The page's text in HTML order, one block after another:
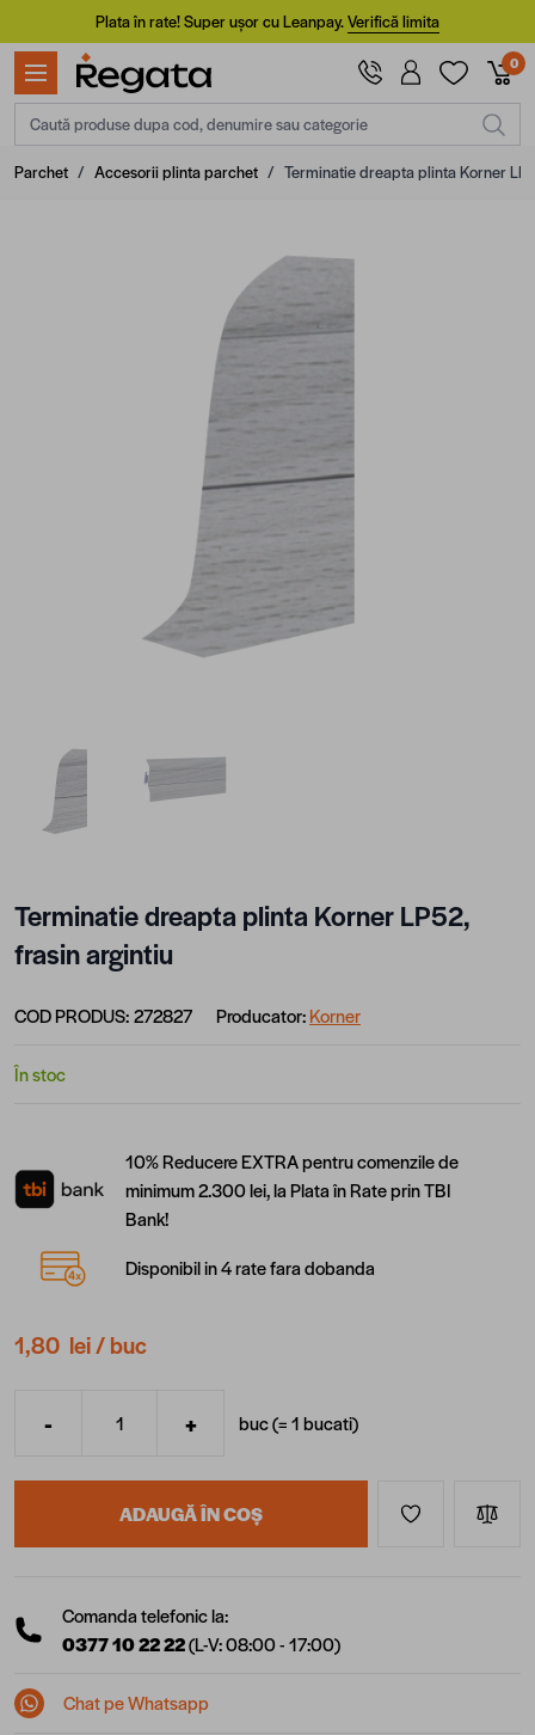
Mergi la ConținutPlata în rate! Super ușor cu Leanpay.Verifică limita
0
Caută produse dupa cod, denumire sau categorie
Parchet / Accesorii plinta parchet / Terminatie dreapta plinta Korner
View larger imageView larger image
Terminatie dreapta plinta Korner LP52,
frasin argintiu
COD PRODUS:272827 Producator:Korner
În stoc
10% Reducere EXTRA pentru comenzile de
minimum 2.300 lei, la Plata în Rate prin TBI
Bank!
Disponibil in 4 rate fara dobanda
1,80 lei/ buc
Cantitate
- + buc (=1bucati)
ADAUGĂ ÎN COȘ
Comanda telefonic la:
0377 10 22 22(L-V: 08:00 - 17:00)
Chat pe Whatsapp